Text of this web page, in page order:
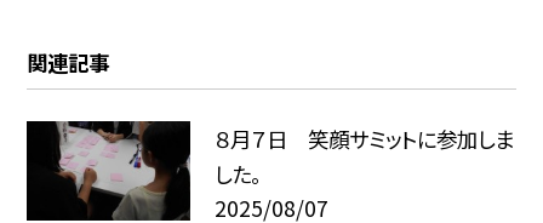
関連記事
８月７日 笑顔サミットに参加しま
した。
2025/08/07